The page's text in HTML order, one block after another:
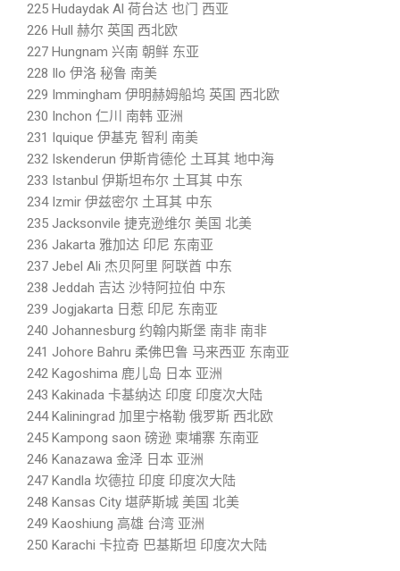
225 Hudaydak Al 荷台达 也门 西亚
226 Hull 赫尔 英国 西北欧
227 Hungnam 兴南 朝鲜 东亚
228 Ilo 伊洛 秘鲁 南美
229 Immingham 伊明赫姆船坞 英国 西北欧
230 Inchon 仁川 南韩 亚洲
231 Iquique 伊基克 智利 南美
232 Iskenderun 伊斯肯德伦 土耳其 地中海
233 Istanbul 伊斯坦布尔 土耳其 中东
234 Izmir 伊兹密尔 土耳其 中东
235 Jacksonvile 捷克逊维尔 美国 北美
236 Jakarta 雅加达 印尼 东南亚
237 Jebel Ali 杰贝阿里 阿联酋 中东
238 Jeddah 吉达 沙特阿拉伯 中东
239 Jogjakarta 日惹 印尼 东南亚
240 Johannesburg 约翰内斯堡 南非 南非
241 Johore Bahru 柔佛巴鲁 马来西亚 东南亚
242 Kagoshima 鹿儿岛 日本 亚洲
243 Kakinada 卡基纳达 印度 印度次大陆
244 Kaliningrad 加里宁格勒 俄罗斯 西北欧
245 Kampong saon 磅逊 柬埔寨 东南亚
246 Kanazawa 金泽 日本 亚洲
247 Kandla 坎德拉 印度 印度次大陆
248 Kansas City 堪萨斯城 美国 北美
249 Kaoshiung 高雄 台湾 亚洲
250 Karachi 卡拉奇 巴基斯坦 印度次大陆